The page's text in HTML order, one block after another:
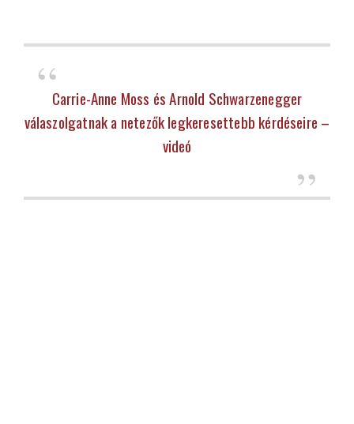
Carrie-Anne Moss és Arnold Schwarzenegger
válaszolgatnak a netezők legkeresettebb kérdéseire –
videó